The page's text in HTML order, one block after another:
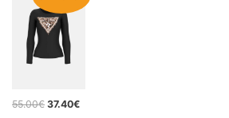
55.00€ 37.40€